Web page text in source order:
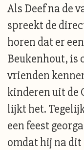
Als Deef na de
spreekt de
horen dat er
Beukenhout, is
vrienden
kinderen uit de
lijkt het.
een feest
omdat hij na